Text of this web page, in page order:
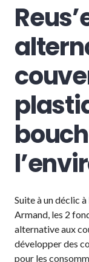
Suite à un déclic
Armand, les 2
alternative aux
développer des
pour les